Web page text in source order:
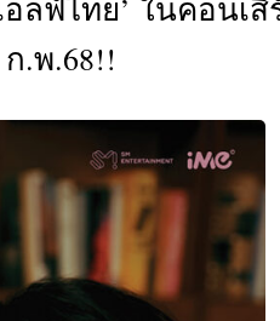
ลฟ์ไทย’ ในคอนเสิ
.พ.68!!